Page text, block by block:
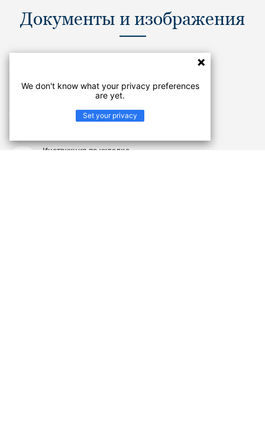
Документы и изображения
Инструкция по укладке
We don't know what your privacy preferences
are yet.
Set your privacy